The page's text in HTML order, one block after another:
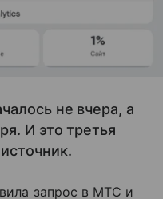
не вчера, а
И это третья
запрос в МТС и